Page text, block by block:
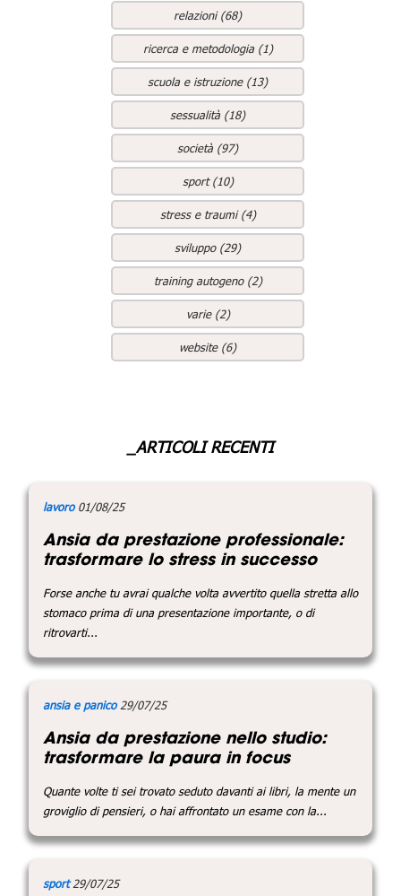
relazioni (68)
ricerca e metodologia (1)
scuola e istruzione (13)
sessualità (18)
società (97)
sport (10)
stress e traumi (4)
sviluppo (29)
training autogeno (2)
varie (2)
website (6)
_ARTICOLI RECENTI
lavoro01/08/25
Ansia da prestazione professionale:
trasformare lo stress in successo
Forse anche tu avrai qualche volta avvertito quella stretta allo
stomaco prima di una presentazione importante, o di
ritrovarti...
ansia e panico29/07/25
Ansia da prestazione nello studio:
trasformare la paura in focus
Quante volte ti sei trovato seduto davanti ai libri, la mente un
groviglio di pensieri, o hai affrontato un esame con la...
sport29/07/25